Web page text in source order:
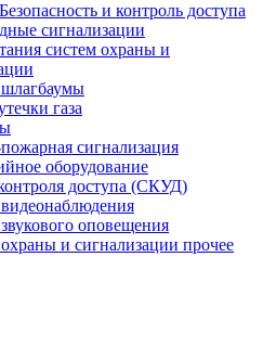
Безопасность и контроль доступа
сигнализации
систем охраны и
газа
сигнализация
оборудование
доступа (СКУД)
оповещения
и сигнализации прочее